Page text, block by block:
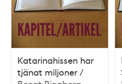
Katarinahissen har
tjänat miljoner /